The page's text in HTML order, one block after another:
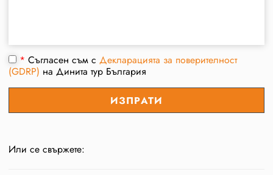
*Съгласен съм сДекларацията за поверителност
(GDRP) на Динита тур България
Или се свържете: